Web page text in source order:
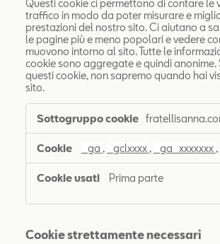
Questi cookie ci permettono di contare le
traffico in modo da poter misurare e
prestazioni del nostro sito. Ci aiutano a
le pagine più e meno popolari e vedere
muovono intorno al sito. Tutte le
cookie sono aggregate e quindi anonime.
questi cookie, non sapremo quando hai
sito.
prestazione
_ga , _gclxxxx , _ga_xxxxxxx ,
Prima parte
Cookie strettamente necessari